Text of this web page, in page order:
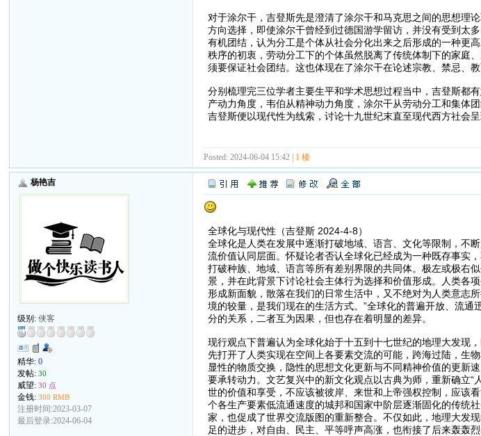
对于涂尔干，吉登斯先是澄清了涂尔干和马克思之间的思想理
方向选择，即使涂尔干曾经到过德国游学留访，并没有受到太
有机团结，认为分工是个体从社会分化出来之后形成的一种更
秩序的初衷，劳动分工下的个体虽然脱离了传统体制下的家庭
须要保证社会团结。这也体现在了涂尔干在论述宗教、禁忌、
分别梳理完三位学者主要生平和学术思想过程当中，吉登斯都
产动力角度，韦伯从精神动力角度，涂尔干从劳动分工和集体
吉登斯便以现代性为线索，讨论十九世纪末直至现代西方社会呈
Posted: 2024-06-04 15:42 | 1 楼
杨艳吉
级别:侠客
精华:0
发帖:30
威望:30 点
金钱:300 RMB
注册时间:2023-03-07
最后登录:2024-06-04
全球化与现代性（吉登斯 2024-4-8）
全球化是人类在发展中逐渐打破地域、语言、文化等限制，不
流价值认同层面。怀疑论者否认全球化已经成为一种既存事实
打破种族、地域、语言等所有差别界限的共同体。极左或极右
景，并在此背景下讨论社会主体行为选择和价值形成。人类各
形成新面貌，散落在我们的日常生活中，又不绝对为人类意志
境的较量，是我们现在的生活方式。”全球化的普遍开放、流
分的关系，二者互为因果，但也存在着明显的差异。
现行观点下普遍认为全球化始于十五到十七世纪的地理大发现
先打开了人类实现在空间上各要素交流的可能，跨海过陆，生
显性的物质交换，隐性的思想文化更新与不同精神价值的更新
要承转动力。文艺复兴中的新文化观点以古典为师，重新确立
世的价值和享受，不应该被彼岸、来世和上帝强权控制，应该
个各生产要素低流通速度的城邦和国家中阶层逐渐固化的传统
家，也促成了世界交流版图的重新整合。不仅如此，地理大发
足的进步，对自由、民主、平等呼声高涨，也衔接了后来轰轰烈